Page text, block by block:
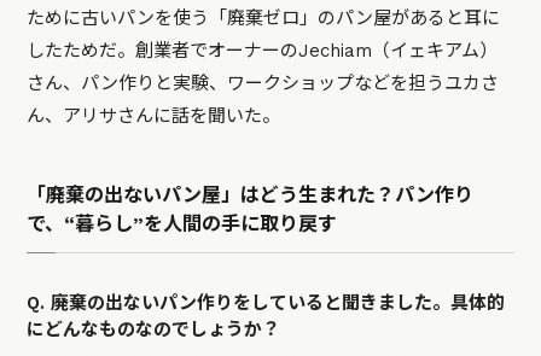
ために古いパンを使う「廃棄ゼロ」のパン屋があると耳に
したためだ。創業者でオーナーのJechiam（イェキアム）
さん、パン作りと実験、ワークショップなどを担うユカさ
ん、アリサさんに話を聞いた。
「廃棄の出ないパン屋」はどう生まれた？パン作り
で、“暮らし”を人間の手に取り戻す
Q. 廃棄の出ないパン作りをしていると聞きました。具体的
にどんなものなのでしょうか？